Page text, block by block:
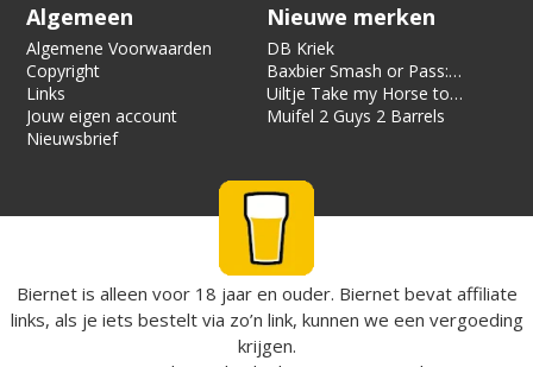
Algemeen
Algemene Voorwaarden
Copyright
Links
Jouw eigen account
Nieuwsbrief
Nieuwe merken
DB Kriek
Baxbier Smash or Pass:
Strata
Uiltje Take my Horse to
the Hotel Room
Muifel 2 Guys 2 Barrels
Biernet is alleen voor 18 jaar en ouder. Biernet bevat affiliate
links, als je iets bestelt via zo’n link, kunnen we een vergoeding
krijgen.